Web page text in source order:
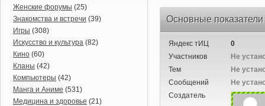
Женские форумы (25)
Знакомства и встречи (39)
Игры (308)
Искусство и культура (82)
Кино (60)
Кланы (42)
Компьютеры (42)
Манга и Аниме (531)
Медицина и здоровье (21)
Основные
Яндекс тИЦ
0
Участников
Не
Тем
Не
Сообщений
Не
Создатель